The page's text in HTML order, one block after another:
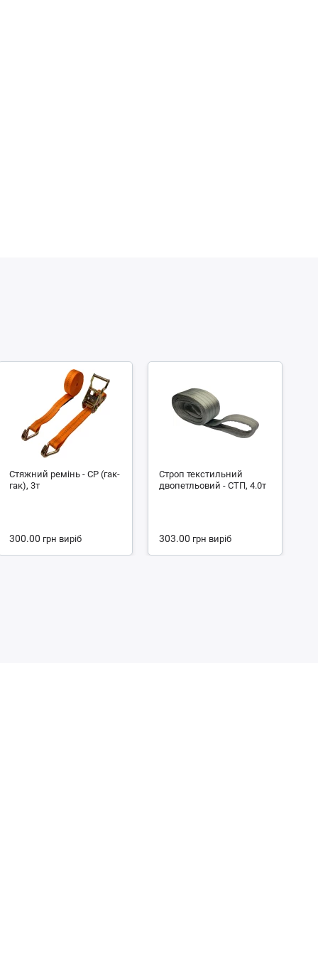
Стяжний ремінь - СР (гак-
гак), 3т
300.00 грн виріб
Строп текстильний
двопетльовий - СТП, 4.0т
303.00 грн виріб